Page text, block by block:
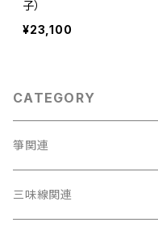
子）
¥23,100
CATEGORY
箏関連
箏（本体）
三味線関連